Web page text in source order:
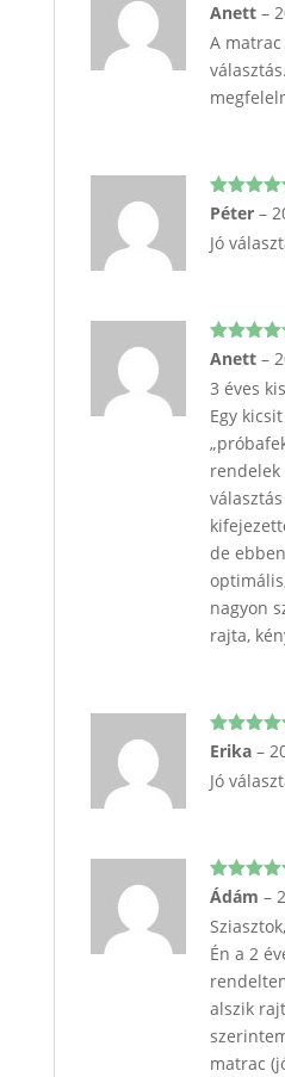
Anett –
A
Péter –
Jó
Anett –
3 éves
Egy
de
nagyon
rajta,
Erika –
Jó
Ádám –
Sziasztok,
Én a 2
alszik
matrac